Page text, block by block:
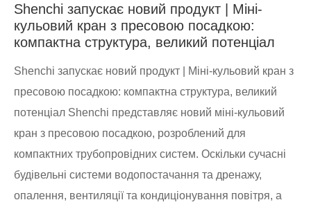
Shenchi запускає новий продукт | Міні-
кульовий кран з пресовою посадкою:
компактна структура, великий потенціал
Shenchi запускає новий продукт | Міні-кульовий кран з
пресовою посадкою: компактна структура, великий
потенціал Shenchi представляє новий міні-кульовий
кран з пресовою посадкою, розроблений для
компактних трубопровідних систем. Оскільки сучасні
будівельні системи водопостачання та дренажу,
опалення, вентиляції та кондиціонування повітря, а